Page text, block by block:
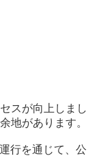
スが向上しまし
地があります。
行を通じて、公